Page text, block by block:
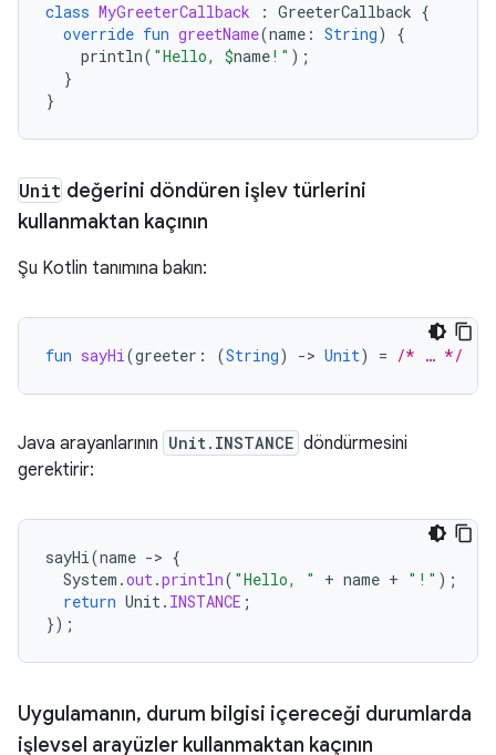
class MyGreeterCallback : GreeterCallback {
override fun greetName(name : String)
{
println( "Hello, $name!" );
}
}
Unit değerini döndüren işlev türlerini
kullanmaktan kaçının
Şu Kotlin tanımına bakın:
fun sayHi(greeter : (String) -> Unit) = /* … */
Java arayanlarının Unit.INSTANCE döndürmesini
gerektirir:
sayHi(name -> {
System .out.println( "Hello, " + name + "!" );
return Unit. INSTANCE ;
});
Uygulamanın, durum bilgisi içereceği durumlarda
işlevsel arayüzler kullanmaktan kaçının